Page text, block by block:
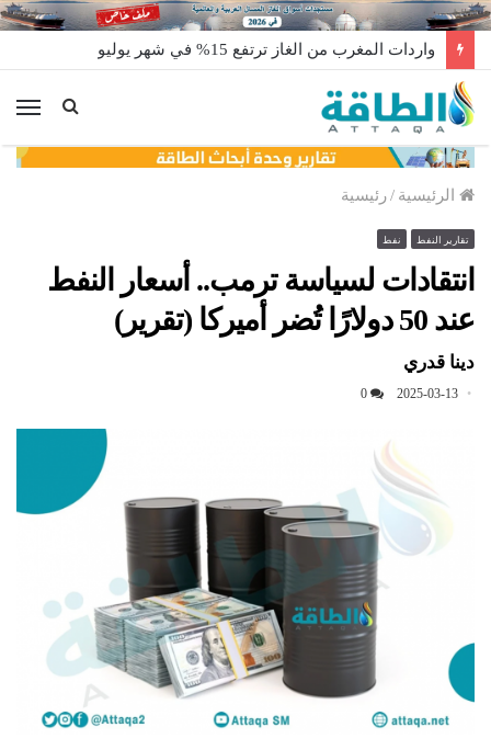
واردات المغرب من الغاز ترتفع 15% في شهر يوليو
الرئيسية /رئيسية
تقارير النفط نفط
انتقادات لسياسة ترمب.. أسعار النفط
عند 50 دولارًا تُضر أميركا (تقرير)
دينا قدري
2025-03-13
0